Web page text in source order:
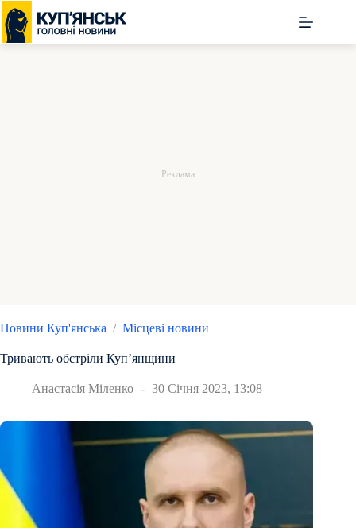
Перейти
до
вмісту
Новини Куп'янська / Місцеві новини
Тривають обстріли Куп’янщини
Анастасія Міленко 30 Січня 2023, 13:08